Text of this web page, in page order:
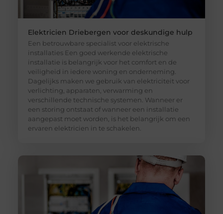
Elektricien Driebergen voor deskundige hulp
Een betrouwbare specialist voor elektrische
installaties Een goed werkende elektrische
installatie is belangrijk voor het comfort en de
veiligheid in iedere woning en onderneming.
Dagelijks maken we gebruik van elektriciteit voor
verlichting, apparaten, verwarming en
verschillende technische systemen. Wanneer er
een storing ontstaat of wanneer een installatie
aangepast moet worden, is het belangrijk om een
ervaren elektricien in te schakelen.